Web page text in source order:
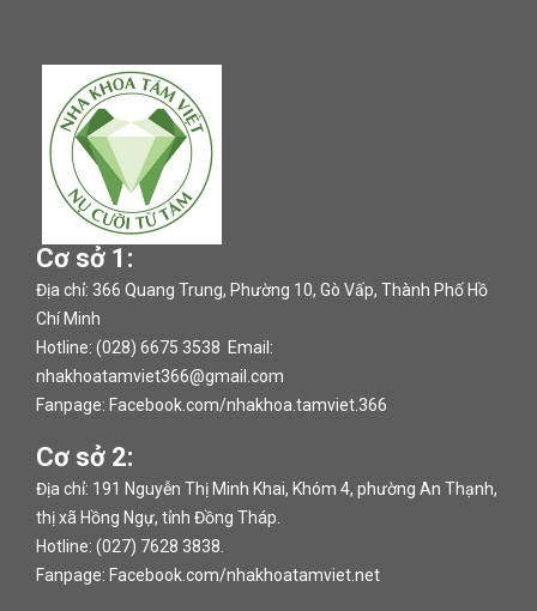
Cơ sở 1:
Địa chỉ: 366 Quang Trung, Phường 10, Gò Vấp, Thành Phố Hồ
Chí Minh
Hotline: (028) 6675 3538 Email:
nhakhoatamviet366@gmail.com
Fanpage: Facebook.com/nhakhoa.tamviet.366
Cơ sở 2:
Địa chỉ: 191 Nguyễn Thị Minh Khai, Khóm 4, phường An Thạnh,
thị xã Hồng Ngự, tỉnh Đồng Tháp.
Hotline: (027) 7628 3838.
Fanpage: Facebook.com/nhakhoatamviet.net